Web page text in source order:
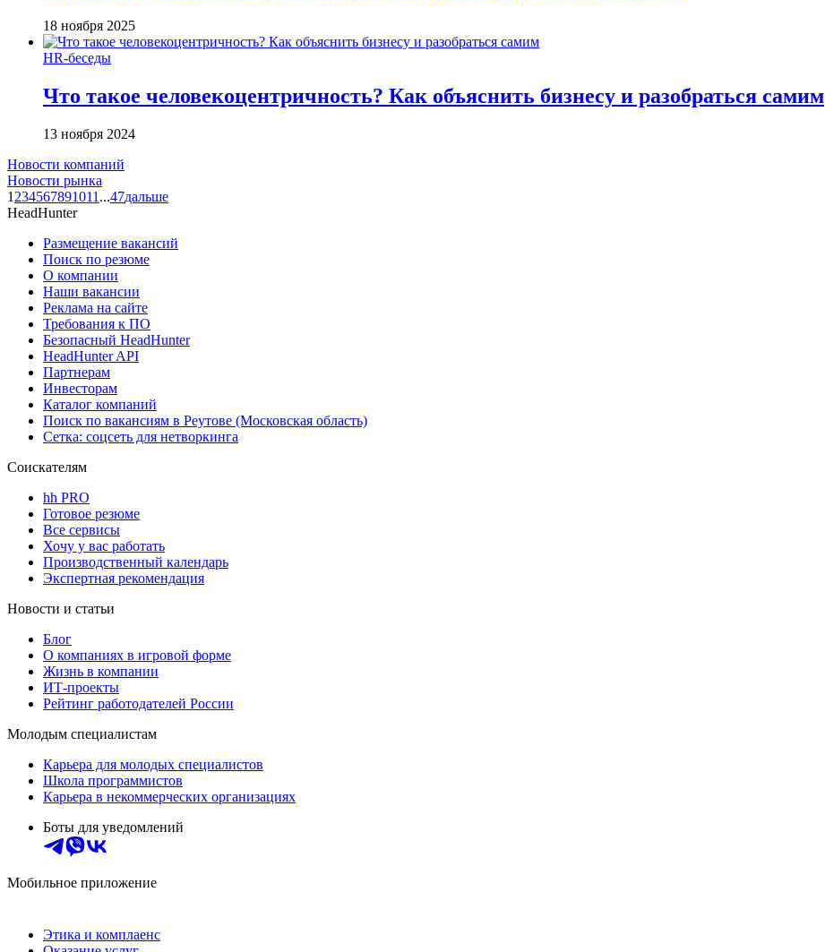
18 ноября 2025
HR-беседы
Что такое человеко­центричность? Как объяснить бизнесу и разобраться самим
13 ноября 2024
Новости компаний
Новости рынка
1 234567891011 ...47дальше
HeadHunter
Размещение вакансий
Поиск по резюме
О компании
Наши вакансии
Реклама на сайте
Требования к ПО
Безопасный HeadHunter
HeadHunter API
Партнерам
Инвесторам
Каталог компаний
Поиск по вакансиям в Реутове (Московская область)
Сетка: соцсеть для нетворкинга
Соискателям
hh PRO
Готовое резюме
Все сервисы
Хочу у вас работать
Производственный календарь
Экспертная рекомендация
Новости и статьи
Блог
О компаниях в игровой форме
Жизнь в компании
ИТ-проекты
Рейтинг работодателей России
Молодым специалистам
Карьера для молодых специалистов
Школа программистов
Карьера в некоммерческих организациях
Боты для уведомлений
Мобильное приложение
Этика и комплаенс